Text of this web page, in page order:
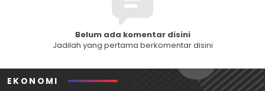
Belum ada komentar disini
Jadilah yang pertama berkomentar disini
EKONOMI